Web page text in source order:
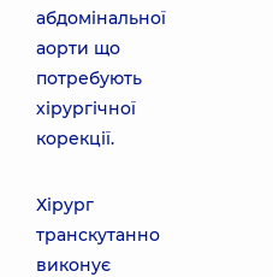
абдомінальної
аорти що
потребують
хірургічної
корекції.
Хірург
транскутанно
виконує